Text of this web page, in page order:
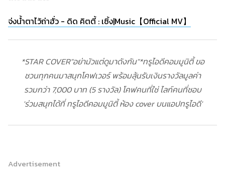
จ่งน้ำตาไว้ถ่าฮั่ว - ดิด คิตตี้ : เซิ้ง|Music【Official MV】
*STAR COVER"อย่ามัวแต่ดูมาดังกัน"*ทรูไอดีคอมมูนิตี้ ขอ
ชวนทุกคนมาสนุกโคฟเวอร์ พร้อมลุ้นรับเงินรางวัลมูลค่า
รวมกว่า 7,000 บาท (5 รางวัล) โคฟคนที่ใช่ ไลก์คนที่ชอบ
'ร่วมสนุกได้ที่ ทรูไอดีคอมมูนิตี้ ห้อง cover บนแอปทรูไอดี'
Advertisement